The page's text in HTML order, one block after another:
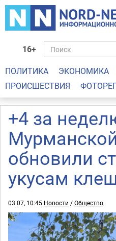
16+
ПОЛИТИКА ЭКОНОМИКА
ПРОИСШЕСТВИЯ
+4 за
обновили
укусам
03.07, 10:45 Новости /Общество